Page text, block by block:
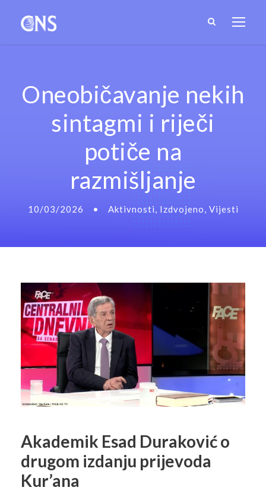
Oneobičavanje nekih
sintagmi i riječi
potiče na
razmišljanje
10/03/2026 • Aktivnosti, Izdvojeno, Vijesti
Akademik Esad Duraković o
drugom izdanju prijevoda
Kur’ana